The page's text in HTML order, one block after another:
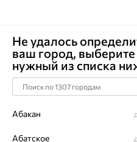
Главная Каталог Броши
Брошь, золото,
1
Артикул:
Не удалось
ваш город, выберите
нужный из списка
Абакан
Абатское